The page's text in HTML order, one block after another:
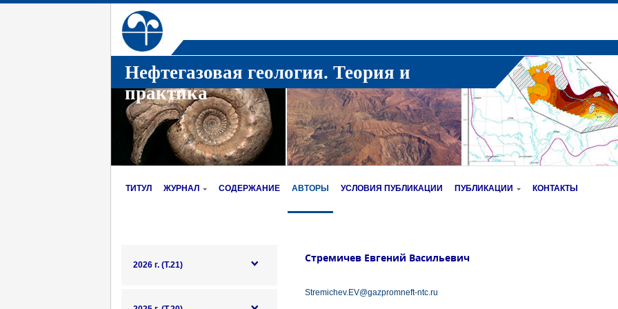
Нефтегазовая геология. Теория и
практика
ТИТУЛ ЖУРНАЛ СОДЕРЖАНИЕ АВТОРЫ УСЛОВИЯ ПУБЛИКАЦИИ ПУБЛИКАЦИИ КОНТАКТЫ
2026 г. (Т.21)
Стремичев Евгений Васильевич
Stremichev.EV@gazpromneft-ntc.ru